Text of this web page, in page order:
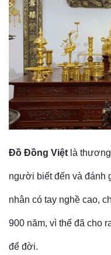
Đồ Đồng Việt là
người biết đến và đánh
nhân có tay nghề cao,
900 năm, vì thế đã cho
để đời.